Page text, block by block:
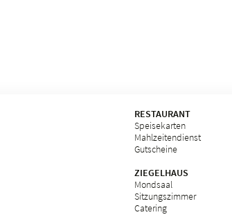
RESTAURANT
Speisekarten
Mahlzeitendienst
Gutscheine
ZIEGELHAUS
Mondsaal
Sitzungszimmer
Catering